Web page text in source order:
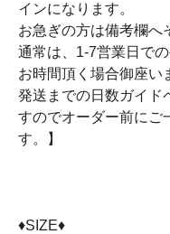
インになります。
お急ぎの方は備考欄へ
通常は、1-7営業日で
お時間頂く場合御座い
発送までの日数ガイド
すのでオーダー前にご
す。】
♦︎SIZE♦︎